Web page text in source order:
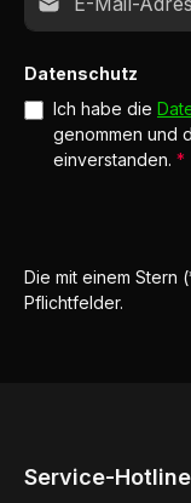
Datenschutz
Ich habe die
genommen und
einverstanden. *
Die mit einem Stern
Pflichtfelder.
Service-Hotline